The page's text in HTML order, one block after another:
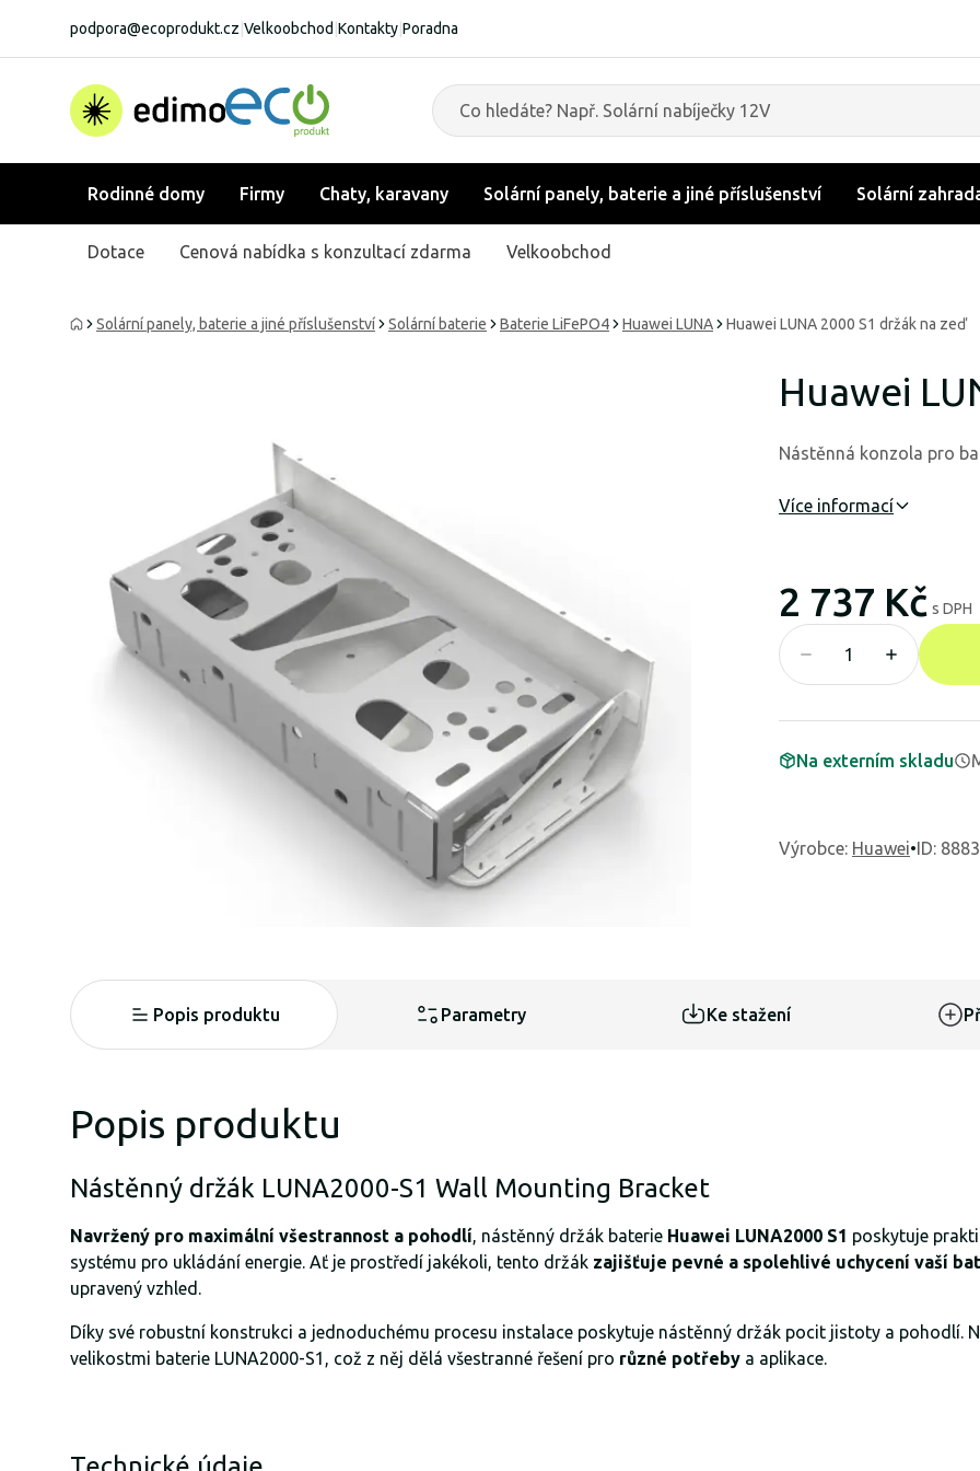
podpora@ecoprodukt.cz Velkoobchod Kontakty Poradna
Rodinné domy Firmy Chaty, karavany Solární panely, baterie a jiné příslušenství Solární
Dotace Cenová nabídka s konzultací zdarma Velkoobchod
Solární panely, baterie a jiné příslušenství Solární baterie Baterie LiFePO4 Huawei LUNA Huawei LUNA 2000 S1 držák na zeď
Huawei
Nástěnná konzola pro
Více informací
2 737 Kč s DPH
Na externím skladu
Výrobce: Huawei•ID:
Popis produktu Parametry Ke stažení
Popis produktu
Nástěnný držák LUNA2000-S1 Wall Mounting Bracket
Navržený pro maximální všestrannost a pohodlí, nástěnný držák baterie Huawei LUNA2000 S1 poskytuje
systému pro ukládání energie. Ať je prostředí jakékoli, tento držák zajišťuje pevné a spolehlivé uchycení vaší
upravený vzhled.
Díky své robustní konstrukci a jednoduchému procesu instalace poskytuje nástěnný držák pocit jistoty a pohodlí.
velikostmi baterie LUNA2000-S1, což z něj dělá všestranné řešení pro různé potřeby a aplikace.